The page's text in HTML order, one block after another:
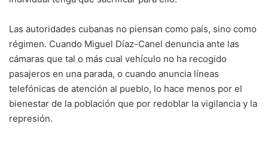
Las autoridades cubanas no piensan como país, sino como
régimen. Cuando Miguel Díaz-Canel denuncia ante las
cámaras que tal o más cual vehículo no ha recogido
pasajeros en una parada, o cuando anuncia líneas
telefónicas de atención al pueblo, lo hace menos por el
bienestar de la población que por redoblar la vigilancia y la
represión.